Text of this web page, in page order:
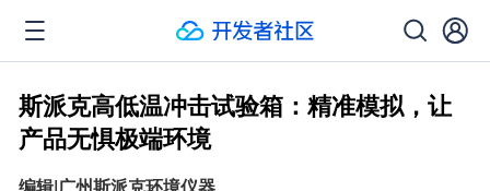
斯派克高低温冲击试验箱：精准模拟，让
产品无惧极端环境